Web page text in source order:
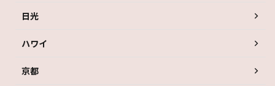
日光
ハワイ
京都